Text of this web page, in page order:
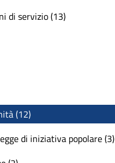
di servizio (13)
(12)
di iniziativa popolare (3)